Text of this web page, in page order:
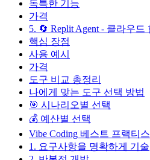
독특한 기능
가격
5. 🔄 Replit Agent - 클라우드
핵심 장점
사용 예시
가격
도구 비교 총정리
나에게 맞는 도구 선택 방법
🎯 시나리오별 선택
💰 예산별 선택
Vibe Coding 베스트 프랙티스
1. 요구사항을 명확하게 기술